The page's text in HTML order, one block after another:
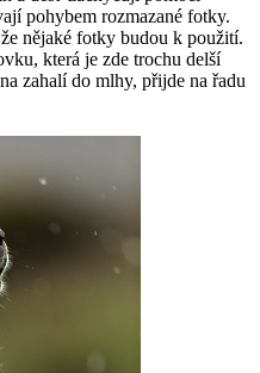
pohybem rozmazané fotky.
nějaké fotky budou k použití.
která je zde trochu delší
zahalí do mlhy, přijde na řadu